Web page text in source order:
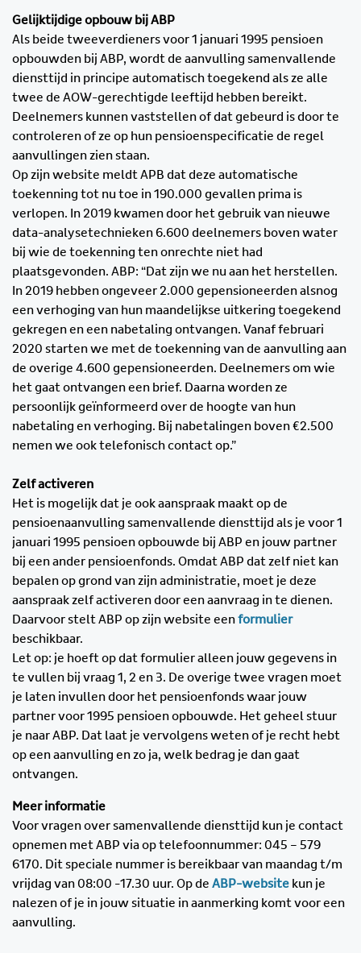
Gelijktijdige opbouw bij ABP
Als beide tweeverdieners voor 1 januari 1995 pensioen
opbouwden bij ABP, wordt de aanvulling samenvallende
diensttijd in principe automatisch toegekend als ze alle
twee de AOW-gerechtigde leeftijd hebben bereikt.
Deelnemers kunnen vaststellen of dat gebeurd is door te
controleren of ze op hun pensioenspecificatie de regel
aanvullingen zien staan.
Op zijn website meldt APB dat deze automatische
toekenning tot nu toe in 190.000 gevallen prima is
verlopen. In 2019 kwamen door het gebruik van nieuwe
data-analysetechnieken 6.600 deelnemers boven water
bij wie de toekenning ten onrechte niet had
plaatsgevonden. ABP: “Dat zijn we nu aan het herstellen.
In 2019 hebben ongeveer 2.000 gepensioneerden alsnog
een verhoging van hun maandelijkse uitkering toegekend
gekregen en een nabetaling ontvangen. Vanaf februari
2020 starten we met de toekenning van de aanvulling aan
de overige 4.600 gepensioneerden. Deelnemers om wie
het gaat ontvangen een brief. Daarna worden ze
persoonlijk geïnformeerd over de hoogte van hun
nabetaling en verhoging. Bij nabetalingen boven €2.500
nemen we ook telefonisch contact op.”
Zelf activeren
Het is mogelijk dat je ook aanspraak maakt op de
pensioenaanvulling samenvallende diensttijd als je voor 1
januari 1995 pensioen opbouwde bij ABP en jouw partner
bij een ander pensioenfonds. Omdat ABP dat zelf niet kan
bepalen op grond van zijn administratie, moet je deze
aanspraak zelf activeren door een aanvraag in te dienen.
Daarvoor stelt ABP op zijn website eenformulier
beschikbaar.
Let op: je hoeft op dat formulier alleen jouw gegevens in
te vullen bij vraag 1, 2 en 3. De overige twee vragen moet
je laten invullen door het pensioenfonds waar jouw
partner voor 1995 pensioen opbouwde. Het geheel stuur
je naar ABP. Dat laat je vervolgens weten of je recht hebt
op een aanvulling en zo ja, welk bedrag je dan gaat
ontvangen.
Meer informatie
Voor vragen over samenvallende diensttijd kun je contact
opnemen met ABP via op telefoonnummer: 045 – 579
6170. Dit speciale nummer is bereikbaar van maandag t/m
vrijdag van 08:00 -17.30 uur. Op de ABP-website kun je
nalezen of je in jouw situatie in aanmerking komt voor een
aanvulling.